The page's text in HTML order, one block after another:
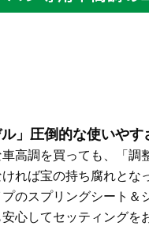
」圧倒的な使いやす
高調を買っても、「調
れば宝の持ち腐れとな
のスプリングシート＆
心してセッティングを